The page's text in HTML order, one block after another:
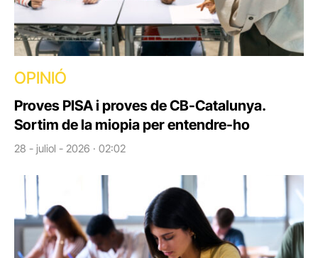
OPINIÓ
Proves PISA i proves de CB-Catalunya.
Sortim de la miopia per entendre-ho
28 - juliol - 2026 · 02:02